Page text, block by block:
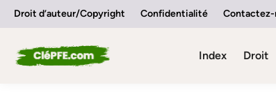
SkipDroit d’auteur/Copyright Confidentialité Contactez-
Index Droit